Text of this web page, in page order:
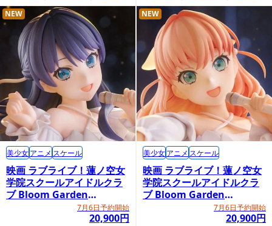
映画 ラブライブ！蓮ノ空女
学院スクールアイドルクラ
ブ Bloom Garden
Party「村野さやか」7月6日予約開始
20,900円
NEW
美少女アニメ スケール
映画 ラブライブ！蓮ノ空女
学院スクールアイドルクラ
ブ Bloom Garden
Party「日野下花帆」7月6日予約開始
20,900円
NEW
美少女アニメ スケール